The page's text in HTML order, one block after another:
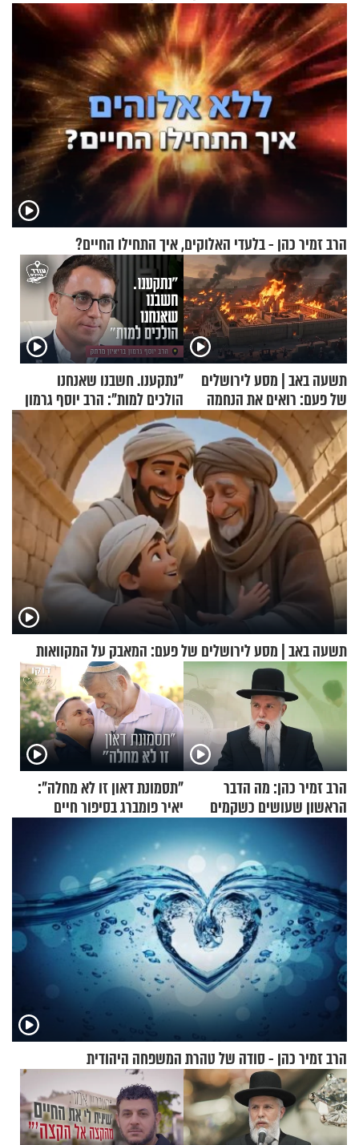
בשיעור מיוחד
הרב זמיר כהן - בלעדי האלוקים, איך התחילו החיים?
תשעה באב | מסע לירושלים
של פעם: רואים את הנחמה
"נתקענו. חשבנו שאנחנו
הולכים למות": הרב יוסף גרמון
בריאיון מרתק
תשעה באב | מסע לירושלים של פעם: המאבק על המקוואות
הרב זמיר כהן: מה הדבר
הראשון שעושים כשקמים
"תסמונת דאון זו לא מחלה":
יאיר פומברג בסיפור חיים
מעורר השראה
הרב זמיר כהן - סודה של טהרת המשפחה היהודית